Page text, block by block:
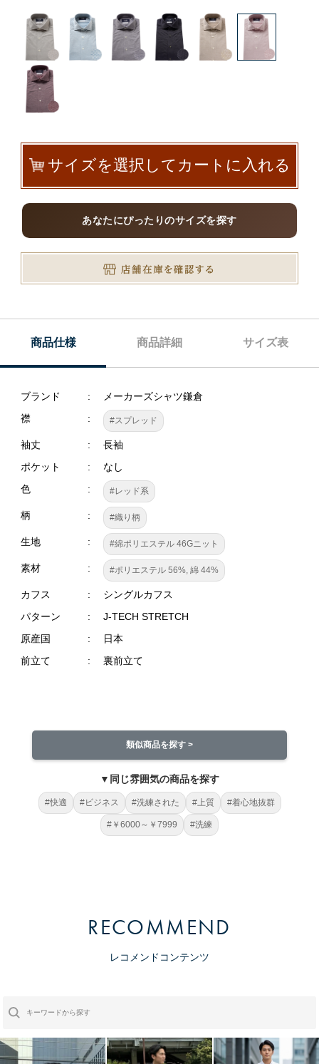
サイズを選択してカートに入れる
あなたにぴったりのサイズを探す
商品仕様 商品詳細 サイズ表
ブランド
メーカーズシャツ鎌倉
襟
#スプレッド
袖丈
長袖
ポケット
なし
色
#レッド系
柄 #織り柄
生地 #綿ポリエステル 46Gニット
素材 #ポリエステル 56%, 綿 44%
カフス
シングルカフス
パターン
J-TECH STRETCH
原産国
日本
前立て
裏前立て
類似商品を探す >
▼同じ雰囲気の商品を探す
#快適 #ビジネス #洗練された #上質 #着心地抜群
#￥6000～￥7999 #洗練
RECOMMEND
レコメンドコンテンツ